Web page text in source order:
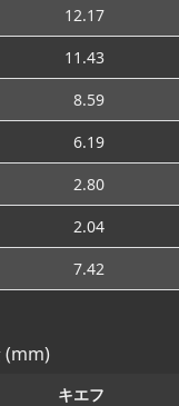
12.17
11.43
8.59
6.19
2.80
2.04
7.42
(mm)
キエフ